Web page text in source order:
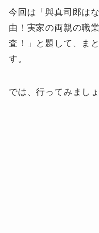
今回は「與真司郎は
由！実家の両親の職
査！」と題して、ま
す。
では、行ってみましょ